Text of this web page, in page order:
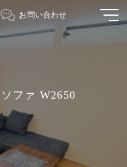
お問い合わせ
ファ W2650